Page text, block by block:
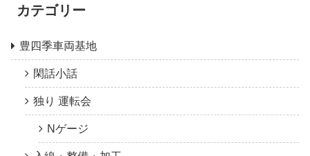
カテゴリー
豊四季車両基地
閑話小話
独り 運転会
Nゲージ